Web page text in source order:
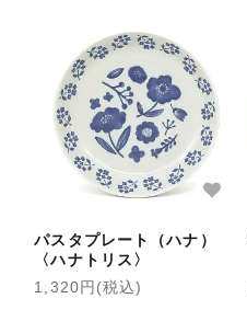
パスタプレート（ハナ）
〈ハナトリス〉
1,320円(税込)